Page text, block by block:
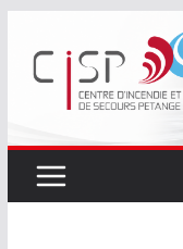
contenu